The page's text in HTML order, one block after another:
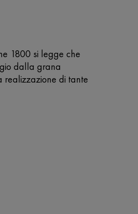
1800 si legge che
dalla grana
realizzazione di tante